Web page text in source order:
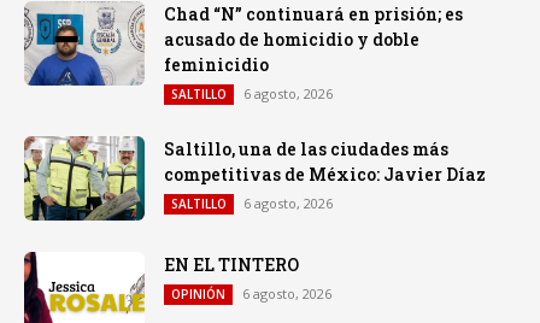
Chad “N” continuará en prisión; es
acusado de homicidio y doble
feminicidio
SALTILLO 6 agosto, 2026
Saltillo, una de las ciudades más
competitivas de México: Javier Díaz
SALTILLO 6 agosto, 2026
EN EL TINTERO
OPINIÓN 6 agosto, 2026